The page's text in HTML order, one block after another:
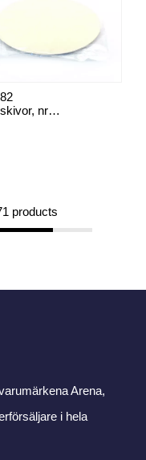
Filterskivor, nr 500
products
Arena,
i hela